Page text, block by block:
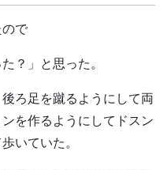
ので
？」と思った。
ろ足を蹴るようにして両
を作るようにしてドスン
いていた。